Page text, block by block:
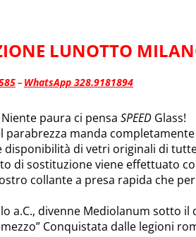
LUNOTTO
– WhatsApp 328.9181894
paura ci pensa SPEED Glass!
manda
di vetri originali di
di sostituzione viene effettuato
collante a presa rapida che
a.C., divenne Mediolanum sotto
Conquistata dalle legioni